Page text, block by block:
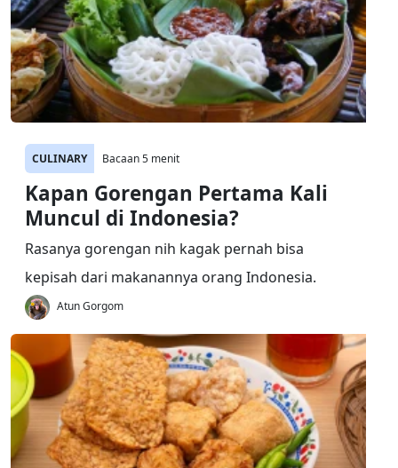
CULINARY Bacaan 5 menit
Kapan Gorengan Pertama Kali
Muncul di Indonesia?
Rasanya gorengan nih kagak pernah bisa
kepisah dari makanannya orang Indonesia.
Atun Gorgom